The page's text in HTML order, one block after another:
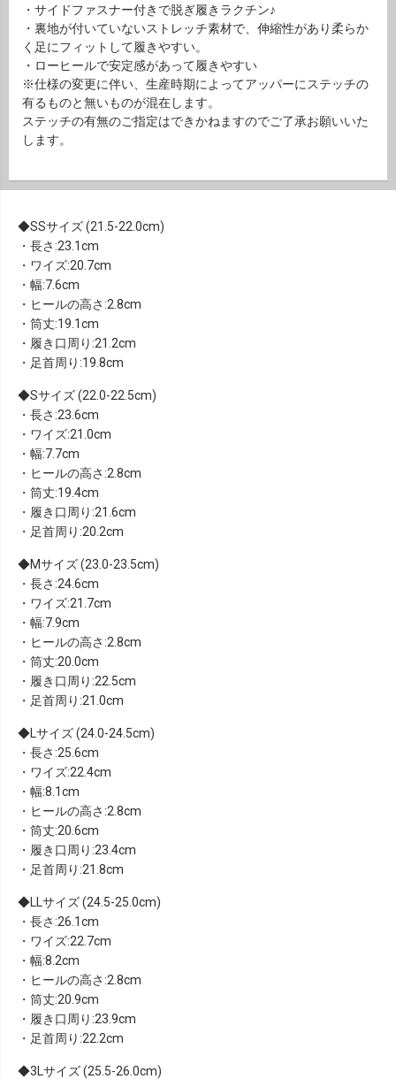
・サイドファスナー付きで脱ぎ履きラクチン♪
・裏地が付いていないストレッチ素材で、伸縮性があり柔らか
く足にフィットして履きやすい。
・ローヒールで安定感があって履きやすい
※仕様の変更に伴い、生産時期によってアッパーにステッチの
有るものと無いものが混在します。
ステッチの有無のご指定はできかねますのでご了承お願いいた
します。
SSサイズ (21.5-22.0cm)
・長さ:23.1cm
・ワイズ:20.7cm
・幅:7.6cm
・ヒールの高さ:2.8cm
・筒丈:19.1cm
・履き口周り:21.2cm
・足首周り:19.8cm
Sサイズ (22.0-22.5cm)
・長さ:23.6cm
・ワイズ:21.0cm
・幅:7.7cm
・ヒールの高さ:2.8cm
・筒丈:19.4cm
・履き口周り:21.6cm
・足首周り:20.2cm
Mサイズ (23.0-23.5cm)
・長さ:24.6cm
・ワイズ:21.7cm
・幅:7.9cm
・ヒールの高さ:2.8cm
・筒丈:20.0cm
・履き口周り:22.5cm
・足首周り:21.0cm
Lサイズ (24.0-24.5cm)
・長さ:25.6cm
・ワイズ:22.4cm
・幅:8.1cm
・ヒールの高さ:2.8cm
・筒丈:20.6cm
・履き口周り:23.4cm
・足首周り:21.8cm
LLサイズ (24.5-25.0cm)
・長さ:26.1cm
・ワイズ:22.7cm
・幅:8.2cm
・ヒールの高さ:2.8cm
・筒丈:20.9cm
・履き口周り:23.9cm
・足首周り:22.2cm
3Lサイズ (25.5-26.0cm)